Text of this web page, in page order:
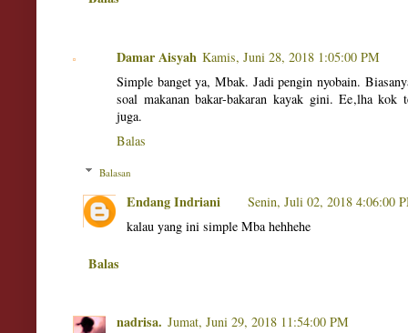
Damar Aisyah Kamis, Juni 28, 2018 1:05:00 PM
Simple banget ya, Mbak. Jadi pengin nyobain.
soal makanan bakar-bakaran kayak gini. Ee,lha kok
juga.
Balas
Balasan
Endang Indriani
Senin, Juli 02, 2018 4:06:00
kalau yang ini simple Mba hehhehe
Balas
nadrisa. Jumat, Juni 29, 2018 11:54:00 PM